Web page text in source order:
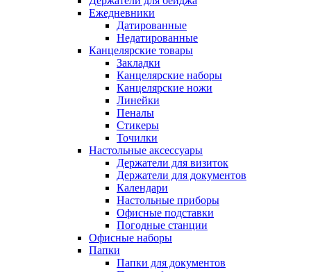
Ежедневники
Датированные
Недатированные
Канцелярские товары
Закладки
Канцелярские наборы
Канцелярские ножи
Линейки
Пеналы
Стикеры
Точилки
Настольные аксессуары
Держатели для визиток
Держатели для документов
Календари
Настольные приборы
Офисные подставки
Погодные станции
Офисные наборы
Папки
Папки для документов